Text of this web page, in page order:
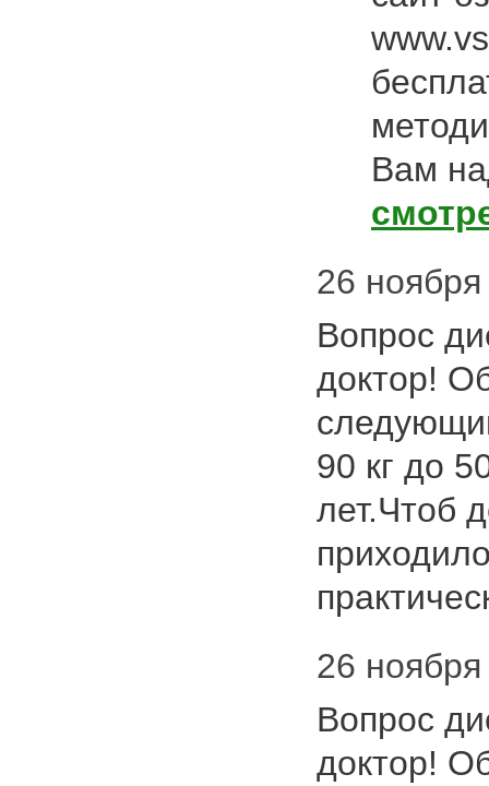
Вам
26
Вопрос
доктор!
90 кг до
лет.Чтоб
26 ноября
Вопрос
доктор!